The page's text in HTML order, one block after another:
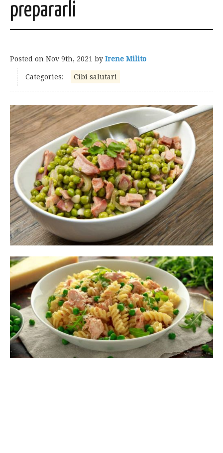
prepararli
Posted on Nov 9th, 2021 by Irene Milito
Categories: Cibi salutari